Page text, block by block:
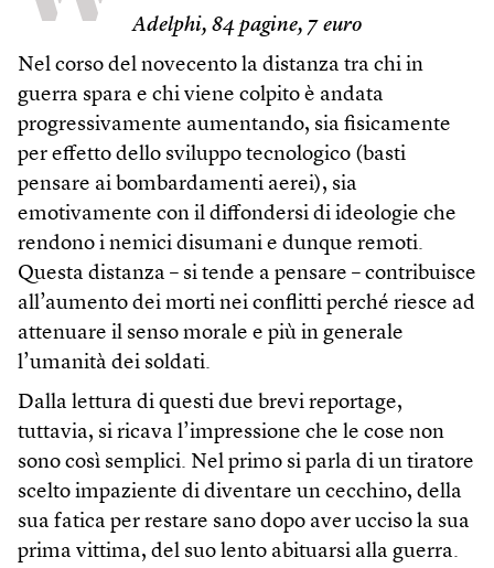
Adelphi, 84 pagine, 7 euro
Nel corso del novecento la distanza tra chi in
guerra spara e chi viene colpito è andata
progressivamente aumentando, sia fisicamente
per effetto dello sviluppo tecnologico (basti
pensare ai bombardamenti aerei), sia
emotivamente con il diffondersi di ideologie che
rendono i nemici disumani e dunque remoti.
Questa distanza – si tende a pensare – contribuisce
all’aumento dei morti nei conflitti perché riesce ad
attenuare il senso morale e più in generale
l’umanità dei soldati.
Dalla lettura di questi due brevi reportage,
tuttavia, si ricava l’impressione che le cose non
sono così semplici. Nel primo si parla di un tiratore
scelto impaziente di diventare un cecchino, della
sua fatica per restare sano dopo aver ucciso la sua
prima vittima, del suo lento abituarsi alla guerra.